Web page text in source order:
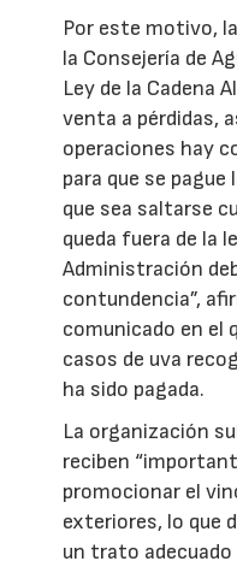
Por este motivo,
la Consejería de
Ley de la Cadena
venta a pérdidas,
operaciones hay
para que se
que sea saltarse
queda fuera de la
Administración
contundencia”,
comunicado en el
casos de uva
ha sido pagada.
La organización
reciben
promocionar el
exteriores, lo que
un trato